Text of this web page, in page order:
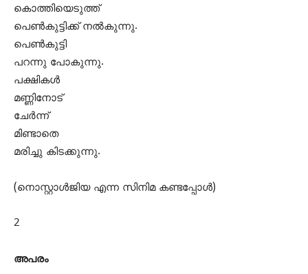
കൊത്തിയെടുത്ത്
പെണ്‍കുട്ടിക്ക് നല്‍കുന്നു.
പെണ്‍കുട്ടി
പറന്നു പോകുന്നു.
പക്ഷികള്‍
മണ്ണിനോട്
ചേര്‍ന്ന്
മിണ്ടാതെ
മരിച്ചു കിടക്കുന്നു.
(നൊസ്റ്റാള്‍ജിയ എന്ന സിനിമ കണ്ടപ്പോള്‍)
2
അപരം